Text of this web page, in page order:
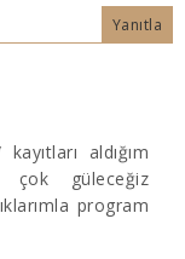
Yanıtla
aldığım
çok güleceğiz
program